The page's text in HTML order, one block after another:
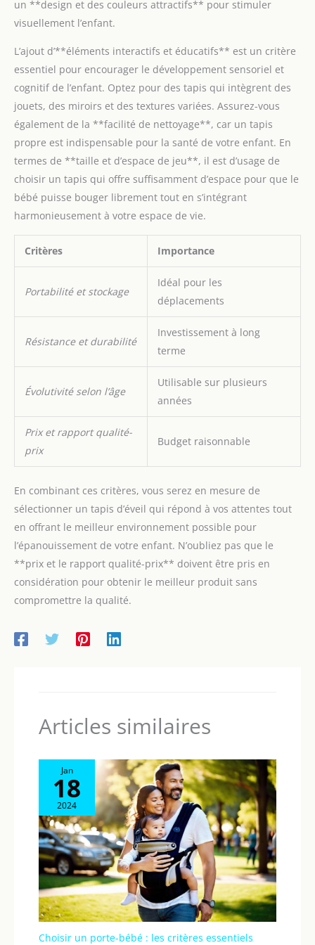
un **design et des couleurs attractifs** pour stimuler
visuellement l’enfant.
L’ajout d’**éléments interactifs et éducatifs** est un critère
essentiel pour encourager le développement sensoriel et
cognitif de l’enfant. Optez pour des tapis qui intègrent des
jouets, des miroirs et des textures variées. Assurez-vous
également de la **facilité de nettoyage**, car un tapis
propre est indispensable pour la santé de votre enfant. En
termes de **taille et d’espace de jeu**, il est d’usage de
choisir un tapis qui offre suffisamment d’espace pour que le
bébé puisse bouger librement tout en s’intégrant
harmonieusement à votre espace de vie.
Critères Importance
Portabilité et stockage
Idéal pour les
déplacements
Résistance et durabilité
Investissement à long
terme
Évolutivité selon l’âge
Utilisable sur plusieurs
années
Prix et rapport qualité-
prix
Budget raisonnable
En combinant ces critères, vous serez en mesure de
sélectionner un tapis d’éveil qui répond à vos attentes tout
en offrant le meilleur environnement possible pour
l’épanouissement de votre enfant. N’oubliez pas que le
**prix et le rapport qualité-prix** doivent être pris en
considération pour obtenir le meilleur produit sans
compromettre la qualité.
Articles similaires
Jan
18
2024
Choisir un porte-bébé : les critères essentiels